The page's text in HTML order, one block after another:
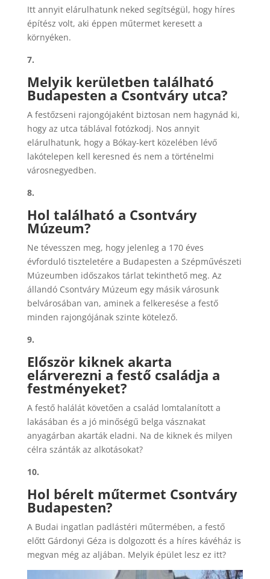
Itt annyit elárulhatunk neked segítségül, hogy híres
építész volt, aki éppen műtermet keresett a
környéken.
7.
Melyik kerületben található
Budapesten a Csontváry utca?
A festőzseni rajongójaként biztosan nem hagynád ki,
hogy az utca táblával fotózkodj. Nos annyit
elárulhatunk, hogy a Bókay-kert közelében lévő
lakótelepen kell keresned és nem a történelmi
városnegyedben.
8.
Hol található a Csontváry
Múzeum?
Ne tévesszen meg, hogy jelenleg a 170 éves
évforduló tiszteletére a Budapesten a Szépművészeti
Múzeumben időszakos tárlat tekinthető meg. Az
állandó Csontváry Múzeum egy másik városunk
belvárosában van, aminek a felkeresése a festő
minden rajongójának szinte kötelező.
9.
Először kiknek akarta
elárverezni a festő családja a
festményeket?
A festő halálát követően a család lomtalanított a
lakásában és a jó minőségű belga vásznakat
anyagárban akarták eladni. Na de kiknek és milyen
célra szánták az alkotásokat?
10.
Hol bérelt műtermet Csontváry
Budapesten?
A Budai ingatlan padlástéri műtermében, a festő
előtt Gárdonyi Géza is dolgozott és a híres kávéház is
megvan még az aljában. Melyik épület lesz ez itt?